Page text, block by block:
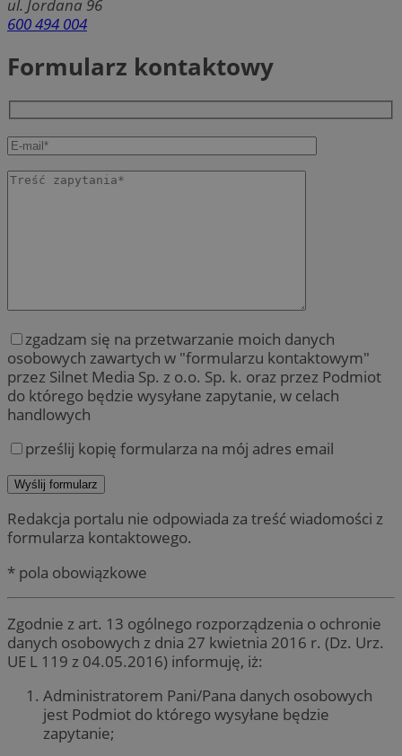
ul. Jordana 96
600 494 004
Formularz kontaktowy
zgadzam się na przetwarzanie moich danych
osobowych zawartych w "formularzu kontaktowym"
przez Silnet Media Sp. z o.o. Sp. k. oraz przez Podmiot
do którego będzie wysyłane zapytanie, w celach
handlowych
prześlij kopię formularza na mój adres email
Redakcja portalu nie odpowiada za treść wiadomości z
formularza kontaktowego.
* pola obowiązkowe
Zgodnie z art. 13 ogólnego rozporządzenia o ochronie
danych osobowych z dnia 27 kwietnia 2016 r. (Dz. Urz.
UE L 119 z 04.05.2016) informuję, iż:
Administratorem Pani/Pana danych osobowych
jest Podmiot do którego wysyłane będzie
zapytanie;